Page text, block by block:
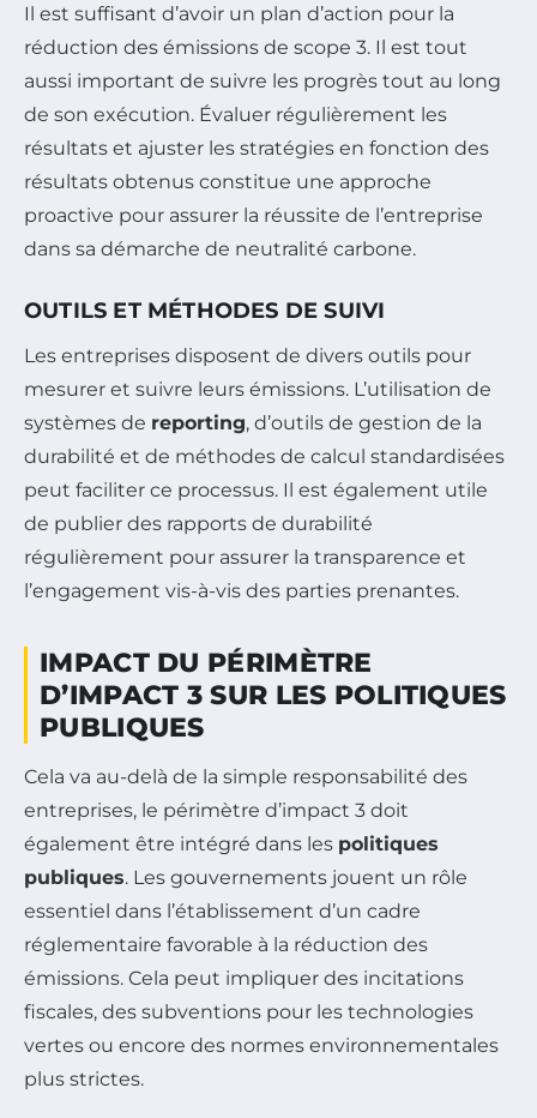
Il est suffisant d’avoir un plan d’action pour la
réduction des émissions de scope 3. Il est tout
aussi important de suivre les progrès tout au long
de son exécution. Évaluer régulièrement les
résultats et ajuster les stratégies en fonction des
résultats obtenus constitue une approche
proactive pour assurer la réussite de l’entreprise
dans sa démarche de neutralité carbone.
OUTILS ET MÉTHODES DE SUIVI
Les entreprises disposent de divers outils pour
mesurer et suivre leurs émissions. L’utilisation de
systèmes de reporting, d’outils de gestion de la
durabilité et de méthodes de calcul standardisées
peut faciliter ce processus. Il est également utile
de publier des rapports de durabilité
régulièrement pour assurer la transparence et
l’engagement vis-à-vis des parties prenantes.
IMPACT DU PÉRIMÈTRE
D’IMPACT 3 SUR LES POLITIQUES
PUBLIQUES
Cela va au-delà de la simple responsabilité des
entreprises, le périmètre d’impact 3 doit
également être intégré dans les politiques
publiques. Les gouvernements jouent un rôle
essentiel dans l’établissement d’un cadre
réglementaire favorable à la réduction des
émissions. Cela peut impliquer des incitations
fiscales, des subventions pour les technologies
vertes ou encore des normes environnementales
plus strictes.